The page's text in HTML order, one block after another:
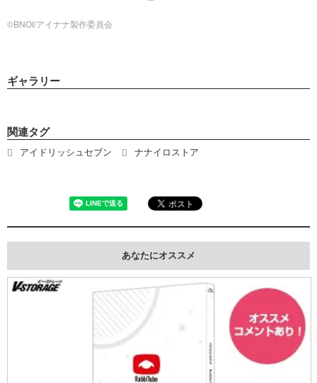
©BNOI/アイナナ製作委員会
ギャラリー
関連タグ
アイドリッシュセブン ナナイロストア
あなたにオススメ